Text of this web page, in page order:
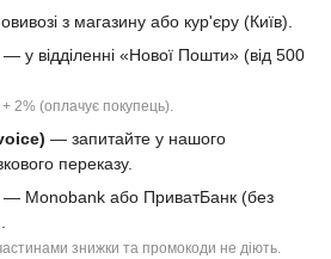
з магазину або кур'єру (Київ).
— у відділенні «Нової Пошти» (від 500
+ 2% (оплачує покупець).
— запитайте у нашого
переказу.
— Monobank або ПриватБанк (без
знижки та промокоди не діють.